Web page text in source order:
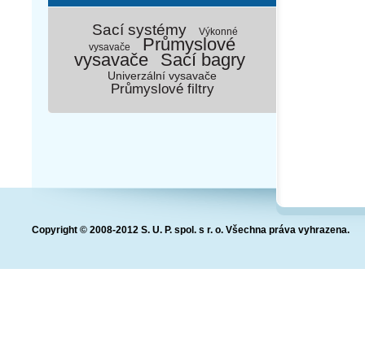
Sací systémy
Výkonné
vysavače
Průmyslové
vysavače Sací bagry
Univerzální vysavače
Průmyslové filtry
Copyright © 2008-2012 S. U. P. spol. s r. o. Všechna práva vyhrazena.